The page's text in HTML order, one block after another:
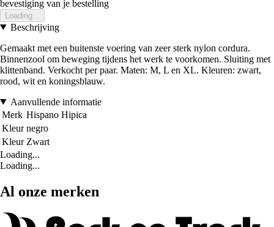
bevestiging van je bestelling
Loading...
Beschrijving
Gemaakt met een buitenste voering van zeer sterk nylon cordura.
Binnenzool om beweging tijdens het werk te voorkomen. Sluiting met
klittenband. Verkocht per paar. Maten: M, L en XL. Kleuren: zwart,
rood, wit en koningsblauw.
Aanvullende informatie
Merk Hispano Hipica
Kleur negro
Kleur Zwart
Loading...
Loading...
Al onze merken